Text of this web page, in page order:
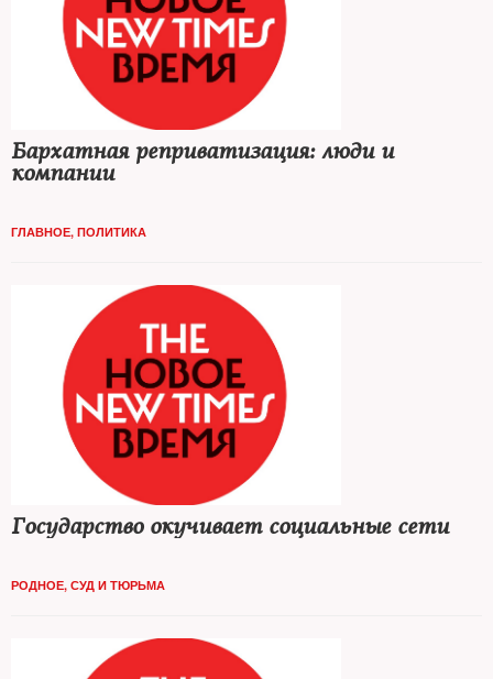
Бархатная реприватизация: люди и
компании
ГЛАВНОЕ, ПОЛИТИКА
Государство окучивает социальные сети
РОДНОЕ, СУД И ТЮРЬМА